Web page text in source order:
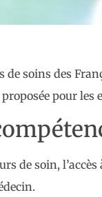
soins des
pour les
de soin,